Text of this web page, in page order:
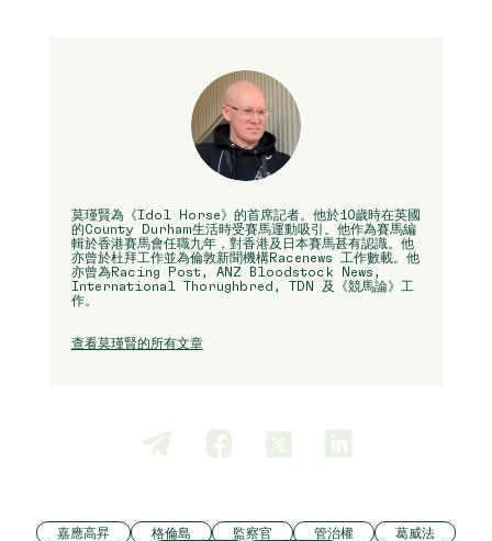
莫瑾賢為《Idol Horse》的首席記者。他於10歲時在英國
的County Durham生活時受賽馬運動吸引。他作為賽馬編
輯於香港賽馬會任職九年，對香港及日本賽馬甚有認識。他
亦曾於杜拜工作並為倫敦新聞機構Racenews 工作數載。他
亦曾為Racing Post, ANZ Bloodstock News,
International Thorughbred, TDN 及《競馬論》工
作。
查看莫瑾賢的所有文章
嘉應高昇 格倫島 監察官 管治權
葛威法